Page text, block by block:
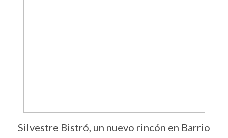
Silvestre Bistró, un nuevo rincón en Barrio